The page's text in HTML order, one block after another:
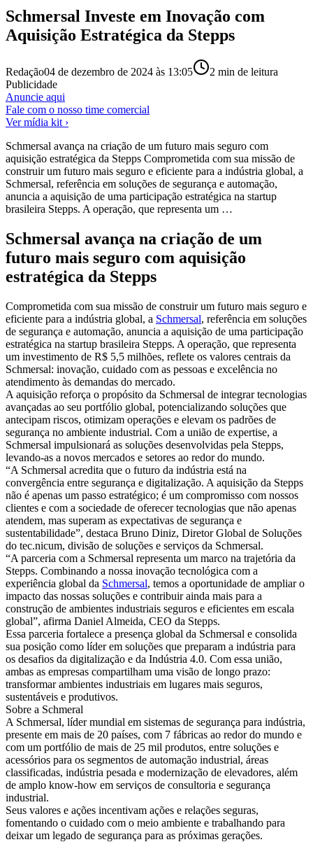
Schmersal Investe em Inovação com
Aquisição Estratégica da Stepps
Redação04 de dezembro de 2024 às 13:05 2 min de leitura
Publicidade
Anuncie aqui
Fale com o nosso time comercial
Ver mídia kit ›
Schmersal avança na criação de um futuro mais seguro com
aquisição estratégica da Stepps Comprometida com sua missão de
construir um futuro mais seguro e eficiente para a indústria global, a
Schmersal, referência em soluções de segurança e automação,
anuncia a aquisição de uma participação estratégica na startup
brasileira Stepps. A operação, que representa um …
Schmersal avança na criação de um
futuro mais seguro com aquisição
estratégica da Stepps
Comprometida com sua missão de construir um futuro mais seguro e
eficiente para a indústria global, a Schmersal, referência em soluções
de segurança e automação, anuncia a aquisição de uma participação
estratégica na startup brasileira Stepps. A operação, que representa
um investimento de R$ 5,5 milhões, reflete os valores centrais da
Schmersal: inovação, cuidado com as pessoas e excelência no
atendimento às demandas do mercado.
A aquisição reforça o propósito da Schmersal de integrar tecnologias
avançadas ao seu portfólio global, potencializando soluções que
antecipam riscos, otimizam operações e elevam os padrões de
segurança no ambiente industrial. Com a união de expertise, a
Schmersal impulsionará as soluções desenvolvidas pela Stepps,
levando-as a novos mercados e setores ao redor do mundo.
“A Schmersal acredita que o futuro da indústria está na
convergência entre segurança e digitalização. A aquisição da Stepps
não é apenas um passo estratégico; é um compromisso com nossos
clientes e com a sociedade de oferecer tecnologias que não apenas
atendem, mas superam as expectativas de segurança e
sustentabilidade”, destaca Bruno Diniz, Diretor Global de Soluções
do tec.nicum, divisão de soluções e serviços da Schmersal.
“A parceria com a Schmersal representa um marco na trajetória da
Stepps. Combinando a nossa inovação tecnológica com a
experiência global da Schmersal, temos a oportunidade de ampliar o
impacto das nossas soluções e contribuir ainda mais para a
construção de ambientes industriais seguros e eficientes em escala
global”, afirma Daniel Almeida, CEO da Stepps.
Essa parceria fortalece a presença global da Schmersal e consolida
sua posição como líder em soluções que preparam a indústria para
os desafios da digitalização e da Indústria 4.0. Com essa união,
ambas as empresas compartilham uma visão de longo prazo:
transformar ambientes industriais em lugares mais seguros,
sustentáveis e produtivos.
Sobre a Schmeral
A Schmersal, líder mundial em sistemas de segurança para indústria,
presente em mais de 20 países, com 7 fábricas ao redor do mundo e
com um portfólio de mais de 25 mil produtos, entre soluções e
acessórios para os segmentos de automação industrial, áreas
classificadas, indústria pesada e modernização de elevadores, além
de amplo know-how em serviços de consultoria e segurança
industrial.
Seus valores e ações incentivam ações e relações seguras,
fomentando o cuidado com o meio ambiente e trabalhando para
deixar um legado de segurança para as próximas gerações.